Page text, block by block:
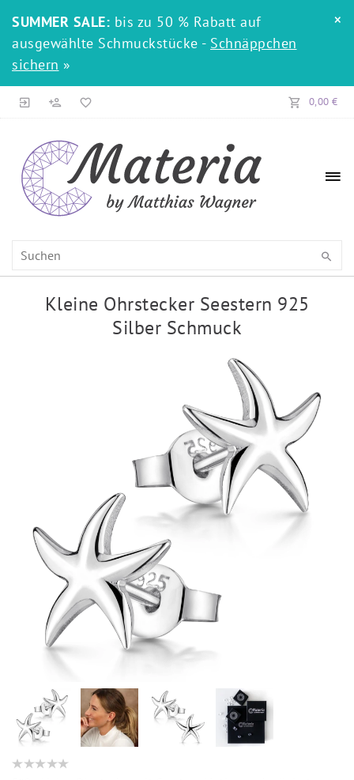
SUMMER SALE: bis zu 50 % Rabatt auf
ausgewählte Schmuckstücke - Schnäppchen
sichern »
×
0,00 €
Kleine Ohrstecker Seestern 925
Silber Schmuck